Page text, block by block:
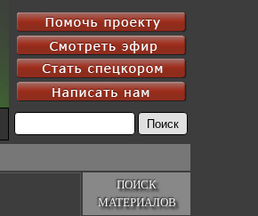
ПОИСК
МАТЕРИАЛОВ